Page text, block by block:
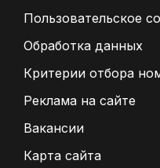
Пользовательское
Обработка данных
Критерии отбора
Реклама на сайте
Вакансии
Карта сайта